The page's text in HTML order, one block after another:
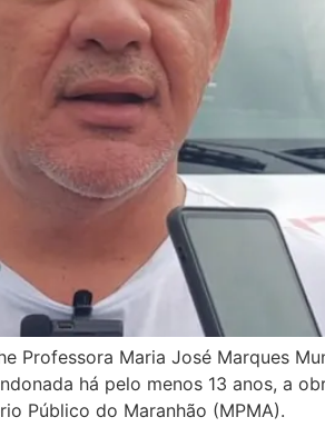
Professora Maria José Marques
há pelo menos 13 anos, a
Público do Maranhão (MPMA).